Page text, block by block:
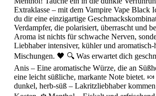
Extraklasse – mit dem Vampire Vape Black
du dir eine einzigartige
Verdampfer, die polarisiert, überrascht und
Aroma ist nichts für schwache Nerven,
Liebhaber intensiver, kühler und aromatisch-
Mischungen. 🖤 🔍 Was erwartet dich
Anis – Eine aromatische Würze, die an
eine leicht süßliche, markante Note bietet.
dunkel, herb-süß – Lakritzliebhaber